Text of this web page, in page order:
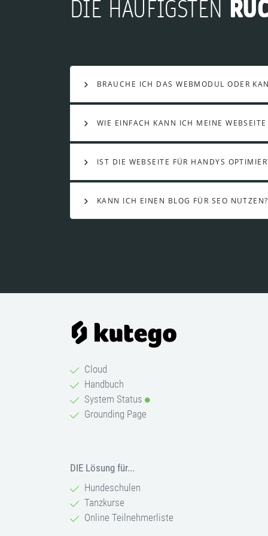
DIE HÄUFIGSTEN
BRAUCHE ICH DAS WEBMODUL ODER
WIE EINFACH KANN ICH MEINE
IST DIE WEBSEITE FÜR HANDYS
KANN ICH EINEN BLOG FÜR SEO NUTZEN?
Cloud
Handbuch
System Status
Grounding Page
DIE Lösung für...
Hundeschulen
Tanzkurse
Online Teilnehmerliste